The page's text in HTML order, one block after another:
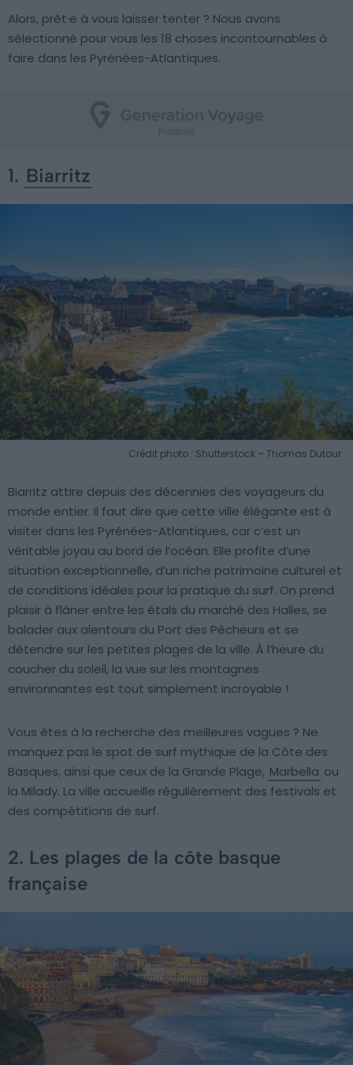
Alors, prêt·e à vous laisser tenter ? Nous avons
sélectionné pour vous les 18 choses incontournables à
faire dans les Pyrénées-Atlantiques.
1. Biarritz
Crédit photo : Shutterstock – Thomas Dutour
Biarritz attire depuis des décennies des voyageurs du
monde entier. Il faut dire que cette ville élégante est à
visiter dans les Pyrénées-Atlantiques, car c’est un
véritable joyau au bord de l’océan. Elle profite d’une
situation exceptionnelle, d’un riche patrimoine culturel et
de conditions idéales pour la pratique du surf. On prend
plaisir à flâner entre les étals du marché des Halles, se
balader aux alentours du Port des Pêcheurs et se
détendre sur les petites plages de la ville. À l’heure du
coucher du soleil, la vue sur les montagnes
environnantes est tout simplement incroyable !
Vous êtes à la recherche des meilleures vagues ? Ne
manquez pas le spot de surf mythique de la Côte des
Basques, ainsi que ceux de la Grande Plage, Marbella ou
la Milady. La ville accueille régulièrement des festivals et
des compétitions de surf.
2. Les plages de la côte basque
française